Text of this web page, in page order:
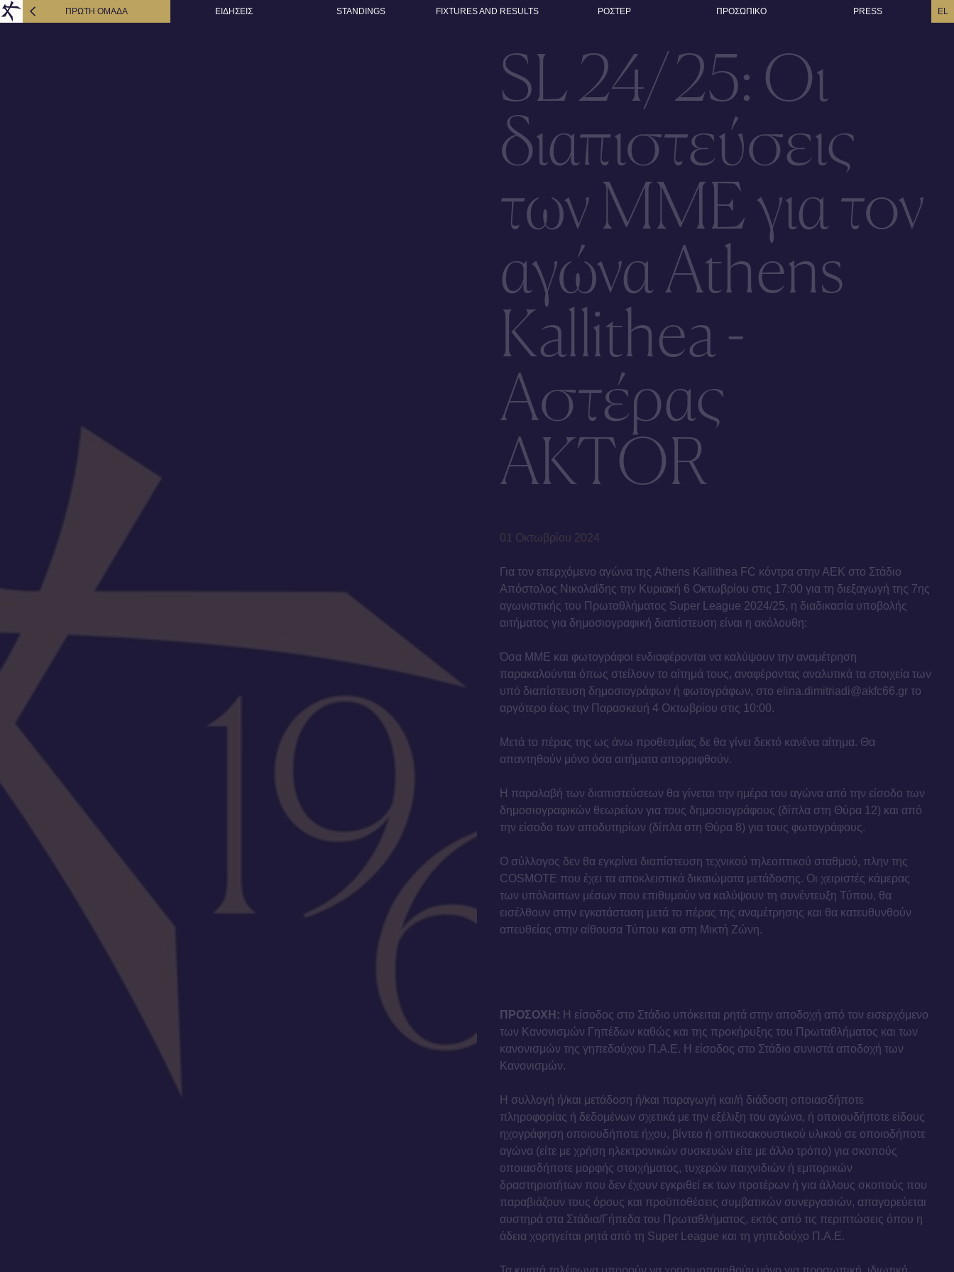
ΠΡΩΤΗ ΟΜΑΔΑ ΕΙΔΗΣΕΙΣ STANDINGS FIXTURES AND RESULTS ΡΟΣΤΕΡ ΠΡΟΣΩΠΙΚO PRESS EL
SL 24/25: Οι
διαπιστεύσεις
των ΜΜΕ για τον
αγώνα Athens
Kallithea -
Αστέρας
AKTOR
01 Οκτωβρίου 2024
Για τον επερχόμενο αγώνα της Athens Kallithea FC κόντρα στην ΑΕΚ στο Στάδιο
Απόστολος Νικολαΐδης την Κυριακή 6 Οκτωβρίου στις 17:00 για τη διεξαγωγή της 7ης
αγωνιστικής του Πρωταθλήματος Super League 2024/25, η διαδικασία υποβολής
αιτήματος για δημοσιογραφική διαπίστευση είναι η ακόλουθη:
Όσα ΜΜΕ και φωτογράφοι ενδιαφέρονται να καλύψουν την αναμέτρηση
παρακαλούνται όπως στείλουν το αίτημά τους, αναφέροντας αναλυτικά τα στοιχεία των
υπό διαπίστευση δημοσιογράφων ή φωτογράφων, στο elina.dimitriadi@akfc66.gr το
αργότερο έως την Παρασκευή 4 Οκτωβρίου στις 10:00.
Μετά το πέρας της ως άνω προθεσμίας δε θα γίνει δεκτό κανένα αίτημα. Θα
απαντηθούν μόνο όσα αιτήματα απορριφθούν.
Η παραλαβή των διαπιστεύσεων θα γίνεται την ημέρα του αγώνα από την είσοδο των
δημοσιογραφικών θεωρείων για τους δημοσιογράφους (δίπλα στη Θύρα 12) και από
την είσοδο των αποδυτηρίων (δίπλα στη Θύρα 8) για τους φωτογράφους.
Ο σύλλογος δεν θα εγκρίνει διαπίστευση τεχνικού τηλεοπτικού σταθμού, πλην της
COSMOTE που έχει τα αποκλειστικά δικαιώματα μετάδοσης. Οι χειριστές κάμερας
των υπόλοιπων μέσων που επιθυμούν να καλύψουν τη συνέντευξη Τύπου, θα
εισέλθουν στην εγκατάσταση μετά το πέρας της αναμέτρησης και θα κατευθυνθούν
απευθείας στην αίθουσα Τύπου και στη Μικτή Ζώνη.
ΠΡΟΣΟΧΗ: Η είσοδος στο Στάδιο υπόκειται ρητά στην αποδοχή από τον εισερχόμενο
των Κανονισμών Γηπέδων καθώς και της προκήρυξης του Πρωταθλήματος και των
κανονισμών της γηπεδούχου Π.Α.Ε. Η είσοδος στο Στάδιο συνιστά αποδοχή των
Κανονισμών.
Η συλλογή ή/και μετάδοση ή/και παραγωγή και/ή διάδοση οποιασδήποτε
πληροφορίας ή δεδομένων σχετικά με την εξέλιξη του αγώνα, ή οποιουδήποτε είδους
ηχογράφηση οποιουδήποτε ήχου, βίντεο ή οπτικοακουστικού υλικού σε οποιοδήποτε
αγώνα (είτε με χρήση ηλεκτρονικών συσκευών είτε με άλλο τρόπο) για σκοπούς
οποιασδήποτε μορφής στοιχήματος, τυχερών παιχνιδιών ή εμπορικών
δραστηριοτήτων που δεν έχουν εγκριθεί εκ των προτέρων ή για άλλους σκοπούς που
παραβιάζουν τους όρους και προϋποθέσεις συμβατικών συνεργασιών, απαγορεύεται
αυστηρά στα Στάδια/Γήπεδα του Πρωταθλήματος, εκτός από τις περιπτώσεις όπου η
άδεια χορηγείται ρητά από τη Super League και τη γηπεδούχο Π.Α.Ε.